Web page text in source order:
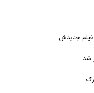
فیلم جدیدش
شد